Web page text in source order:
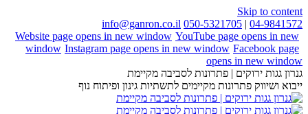
Skip to content
04-9841572
|
050-5321705
info@ganron.co.il
Website page opens in new window YouTube page opens in new
window Instagram page opens in new window Facebook page
opens in new window
גנרון גגות ירוקים | פתרונות לסביבה מקיימת
ייבוא ושיווק פתרונות מקיימים לתשתיות גינון ופיתוח נוף